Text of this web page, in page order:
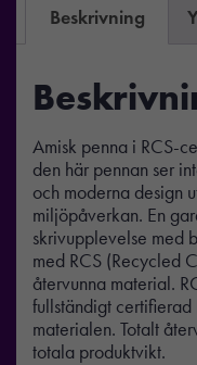
Beskrivning
Amisk penna i RCS-
den här pennan ser
och moderna design
miljöpåverkan. En
skrivupplevelse med
med RCS (Recycled
återvunna material.
fullständigt
materialen. Totalt
totala produktvikt.